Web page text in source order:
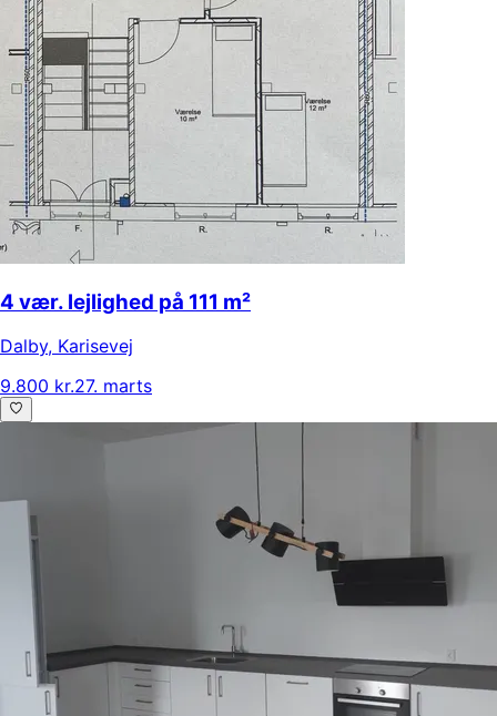
4 vær. lejlighed på 111 m²
Dalby, Karisevej
9.800 kr.27. marts